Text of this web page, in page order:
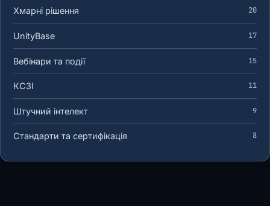
Хмарні рішення 20
UnityBase 17
Вебінари та події 15
КСЗІ 11
Штучний інтелект 9
Стандарти та сертифікація 8